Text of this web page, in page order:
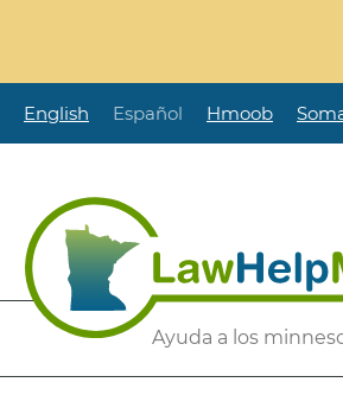
principal
English Español Hmoob
Ayuda a los
Secondary